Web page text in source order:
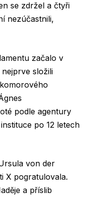
se zdržel a čtyři
nezúčastnili,
začalo v
složili
podle agentury
po 12 letech
von der
X pogratulovala.
a příslib